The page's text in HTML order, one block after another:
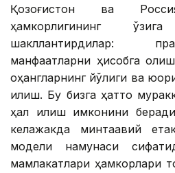
Қозоғистон ва
ҳамкорлигининг
шакллантирдилар:
манфаатларни ҳисобга
оҳангларнинг йўқлиги ва
қилиш. Бу бизга ҳатто
ҳал қилиш имконини
келажакда минтақавий
модели намунаси
мамлакатлари ҳамкорлари